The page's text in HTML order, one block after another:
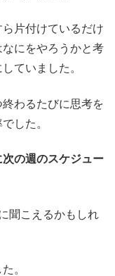
片付けているだけ
にをやろうかと考
ていました。
わるたびに思考を
した。
の週のスケジュー
聞こえるかもしれ
。